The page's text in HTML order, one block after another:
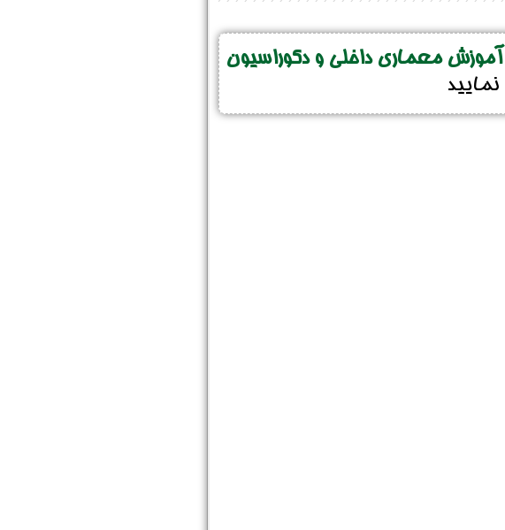
آموزش معماری داخلی و دکوراسیون
واتس‌اپ :